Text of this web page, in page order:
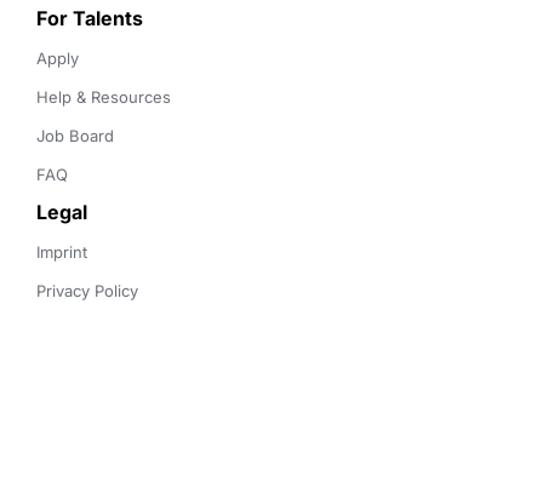
For Talents
Apply
Help & Resources
Job Board
FAQ
Legal
Imprint
Privacy Policy